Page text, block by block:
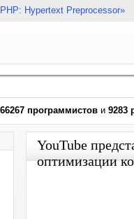
Hypertext Preprocessor»
программистов и 9283
YouTube
оптимизации